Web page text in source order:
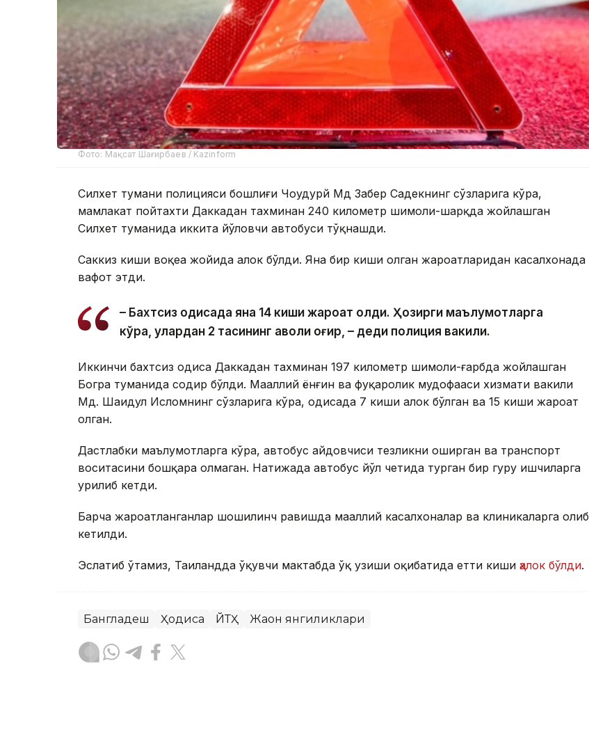
Фото: Мақсат Шағирбаев / Kazinform
Силхет тумани полицияси бошлиғи Чоудҳурй Мд Забер Садекнинг сўзларига кўра,
мамлакат пойтахти Даккадан тахминан 240 километр шимоли-шарқда жойлашган
Силхет туманида иккита йўловчи автобуси тўқнашди.
Саккиз киши воқеа жойида ҳалок бўлди. Яна бир киши олган жароҳатларидан касалхонада
вафот этди.
– Бахтсиз ҳодисада яна 14 киши жароҳат олди. Ҳозирги маълумотларга
кўра, улардан 2 тасининг аҳволи оғир, – деди полиция вакили.
Иккинчи бахтсиз ҳодиса Даккадан тахминан 197 километр шимоли-ғарбда жойлашган
Богра туманида содир бўлди. Маҳаллий ёнғин ва фуқаролик мудофааси хизмати вакили
Мд. Шаҳидул Исломнинг сўзларига кўра, ҳодисада 7 киши ҳалок бўлган ва 15 киши жароҳат
олган.
Дастлабки маълумотларга кўра, автобус ҳайдовчиси тезликни оширган ва транспорт
воситасини бошқара олмаган. Натижада автобус йўл четида турган бир гуруҳ ишчиларга
урилиб кетди.
Барча жароҳатланганлар шошилинч равишда маҳаллий касалхоналар ва клиникаларга олиб
кетилди.
Эслатиб ўтамиз, Таиландда ўқувчи мактабда ўқ узиши оқибатида етти киши ҳалок бўлди.
Бангладеш Ҳодиса ЙТҲ Жаҳон янгиликлари